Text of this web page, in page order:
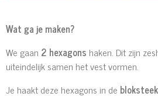
Wat ga je maken?
We gaan 2 hexagons haken. Dit zijn
uiteindelijk samen het vest vormen.
Je haakt deze hexagons in de bloksteek